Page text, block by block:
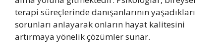
terapi süreçlerinde danışanlarının yaşadıkları
sorunları anlayarak onların hayat kalitesini
artırmaya yönelik çözümler sunar.